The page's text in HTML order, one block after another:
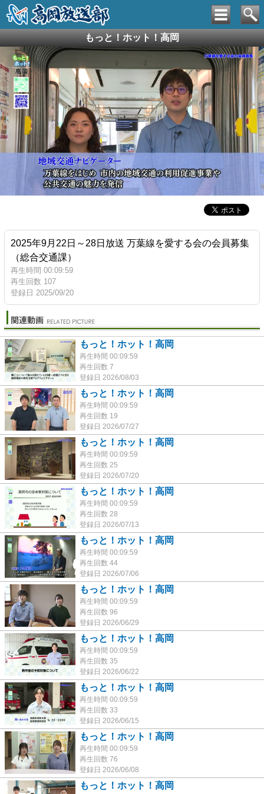
もっと！ホット！高岡
2025年9月22日～28日放送 万葉線を愛する会の会員募集
（総合交通課）
再生時間 00:09:59
再生回数 107
登録日 2025/09/20
もっと！ホット！高岡
再生時間 00:09:59
再生回数 7
登録日 2026/08/03
もっと！ホット！高岡
再生時間 00:09:59
再生回数 19
登録日 2026/07/27
もっと！ホット！高岡
再生時間 00:09:59
再生回数 25
登録日 2026/07/20
もっと！ホット！高岡
再生時間 00:09:59
再生回数 28
登録日 2026/07/13
もっと！ホット！高岡
再生時間 00:09:59
再生回数 44
登録日 2026/07/06
もっと！ホット！高岡
再生時間 00:09:59
再生回数 96
登録日 2026/06/29
もっと！ホット！高岡
再生時間 00:09:59
再生回数 35
登録日 2026/06/22
もっと！ホット！高岡
再生時間 00:09:59
再生回数 33
登録日 2026/06/15
もっと！ホット！高岡
再生時間 00:09:59
再生回数 76
登録日 2026/06/08
もっと！ホット！高岡